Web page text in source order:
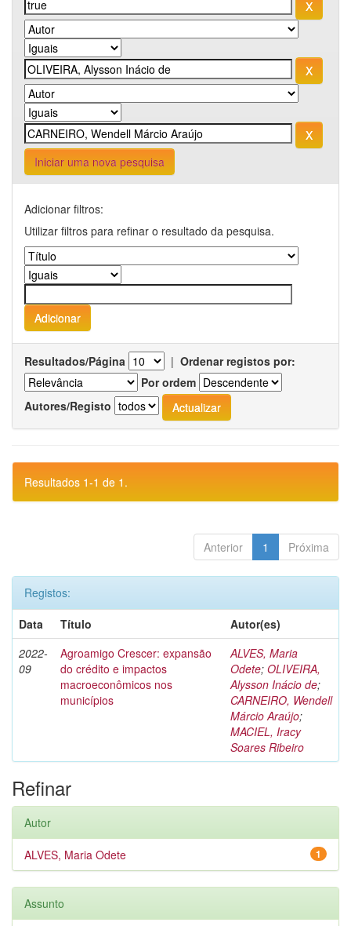
Iniciar uma nova pesquisa
Adicionar filtros:
Utilizar filtros para refinar o resultado da pesquisa.
Resultados/Página | Ordenar registos por:
Por ordem
Autores/Registo
Resultados 1-1 de 1.
Anterior 1 Próxima
Registos:
Data
Título
Autor(es)
2022-
09
Agroamigo Crescer: expansão
do crédito e impactos
macroeconômicos nos
municípios
ALVES, Maria
Odete; OLIVEIRA,
Alysson Inácio de;
CARNEIRO, Wendell
Márcio Araújo;
MACIEL, Iracy
Soares Ribeiro
Refinar
Autor
1
ALVES, Maria Odete
Assunto